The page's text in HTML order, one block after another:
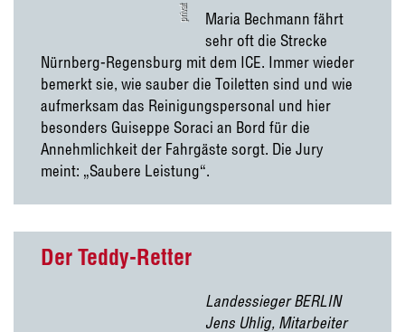
privat
Maria Bechmann fährt
sehr oft die Strecke
Nürnberg-Regensburg mit dem ICE. Immer wieder
bemerkt sie, wie sauber die Toiletten sind und wie
aufmerksam das Reinigungspersonal und hier
besonders Guiseppe Soraci an Bord für die
Annehmlichkeit der Fahrgäste sorgt. Die Jury
meint: „Saubere Leistung“.
Der Teddy-Retter
Landessieger BERLIN
Jens Uhlig, Mitarbeiter